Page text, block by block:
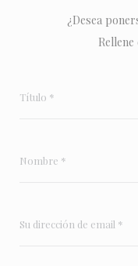
¿Desea